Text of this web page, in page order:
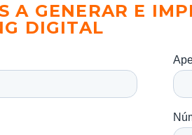
A GENERAR E
DIGITAL